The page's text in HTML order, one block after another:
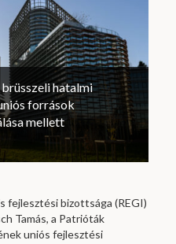
hatalmi
források
mellett
fejlesztési bizottsága (REGI)
Tamás, a Patrióták
uniós fejlesztési